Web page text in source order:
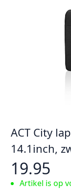
ACT City
14.1inch,
19.95
Artikel is op